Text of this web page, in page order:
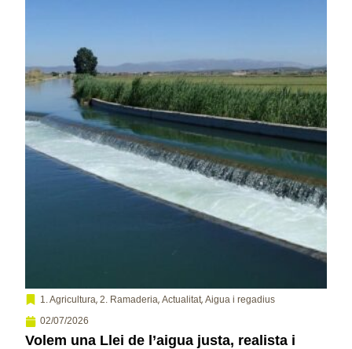
1. Agricultura,2. Ramaderia,Actualitat,Aigua i regadius
02/07/2026
Volem una Llei de l’aigua justa, realista i